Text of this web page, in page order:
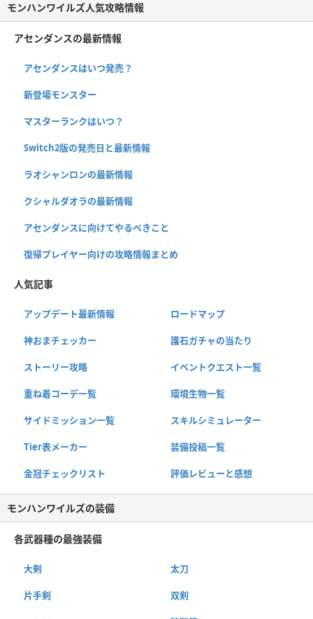
モンハンワイルズ人気攻略情報
アセンダンスの最新情報
アセンダンスはいつ発売？
新登場モンスター
マスターランクはいつ？
Switch2版の発売日と最新情報
ラオシャンロンの最新情報
クシャルダオラの最新情報
アセンダンスに向けてやるべきこと
復帰プレイヤー向けの攻略情報まとめ
人気記事
アップデート最新情報 ロードマップ
神おまチェッカー 護石ガチャの当たり
ストーリー攻略 イベントクエスト一覧
重ね着コーデ一覧 環境生物一覧
サイドミッション一覧 スキルシミュレーター
Tier表メーカー 装備投稿一覧
金冠チェックリスト 評価レビューと感想
モンハンワイルズの装備
各武器種の最強装備
大剣 太刀
片手剣 双剣